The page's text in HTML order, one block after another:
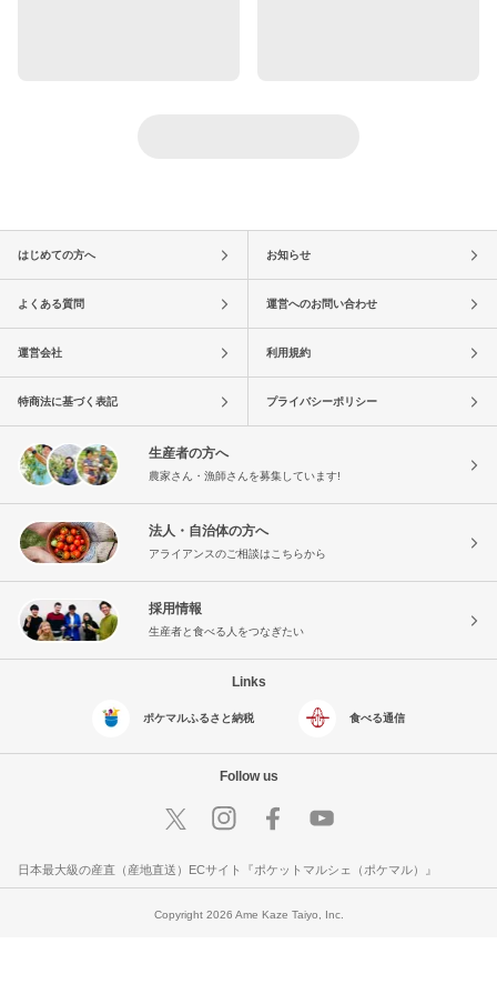
はじめての方へ お知らせ
よくある質問 運営へのお問い合わせ
運営会社 利用規約
特商法に基づく表記 プライバシーポリシー
生産者の方へ
農家さん・漁師さんを募集しています!
法人・自治体の方へ
アライアンスのご相談はこちらから
採用情報
生産者と食べる人をつなぎたい
Links
ポケマルふるさと納税 食べる通信
Follow us
日本最大級の産直（産地直送）ECサイト『ポケットマルシェ（ポケマル）』
Copyright 2026 Ame Kaze Taiyo, Inc.